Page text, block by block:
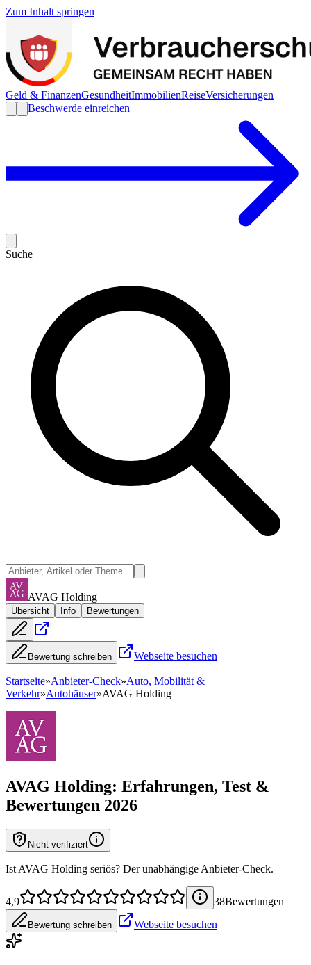
Zum Inhalt springen
Geld & FinanzenGesundheitImmobilienReiseVersicherungen
Beschwerde einreichen
Suche
AVAG Holding
Übersicht Info Bewertungen
Bewertung schreiben Webseite besuchen
Startseite»Anbieter-Check»Auto, Mobilität &
Verkehr»Autohäuser»AVAG Holding
AVAG Holding: Erfahrungen, Test &
Bewertungen 2026
Nicht verifiziert
Ist AVAG Holding seriös? Der unabhängige Anbieter-Check.
4,9 38Bewertungen
Bewertung schreiben Webseite besuchen